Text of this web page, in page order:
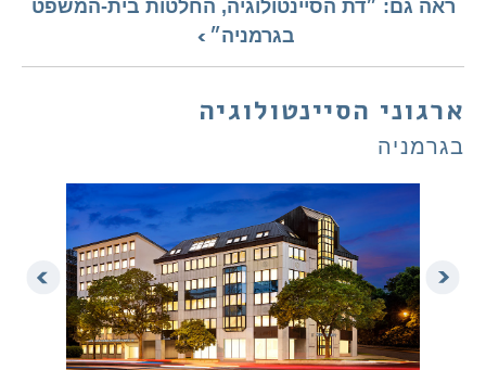
ראה גם: ״דת הסיינטולוגיה, החלטות בית-המשפט
בגרמניה״
הסיינטולוגיה